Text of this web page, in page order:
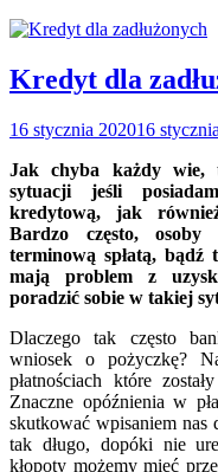
Kredyt dla
16 stycznia 202016
Jak chyba każdy wie,
sytuacji jeśli
kredytową, jak
Bardzo często,
terminową spłatą, bądź
mają problem z
poradzić sobie w takiej
Dlaczego tak często
wniosek o pożyczkę?
płatnościach które
Znaczne opóźnienia w
skutkować wpisaniem nas
tak długo, dopóki nie
kłopoty możemy mieć